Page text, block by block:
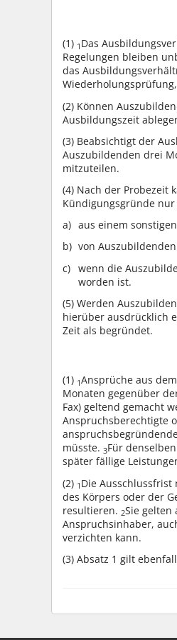
(1) 1 Das
Regelungen bleiben
das
(2) Können
Ausbildungszeit
(3) Beabsichtigt der
Auszubildenden drei
mitzuteilen.
(4) Nach der Probezeit
Kündigungsgründe
aus einem
von
wenn die
worden ist.
(5) Werden
hierüber ausdrücklich
Zeit als begründet.
(1) 1Ansprüche aus
Monaten gegenüber
Fax) geltend gemacht
Anspruchsberechtigte
müsste. 3Für
später fällige
(2) 1 Die Ausschlussfrist
des Körpers oder der
resultieren. 2Sie
Anspruchsinhaber,
verzichten kann.
(3) Absatz 1 gilt